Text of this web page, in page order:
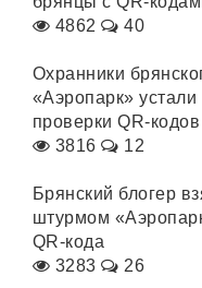
4862
40
Охранники
«Аэропарк» устали
проверки QR-кодов
3816
12
Брянский блогер
штурмом
QR-кода
3283
26